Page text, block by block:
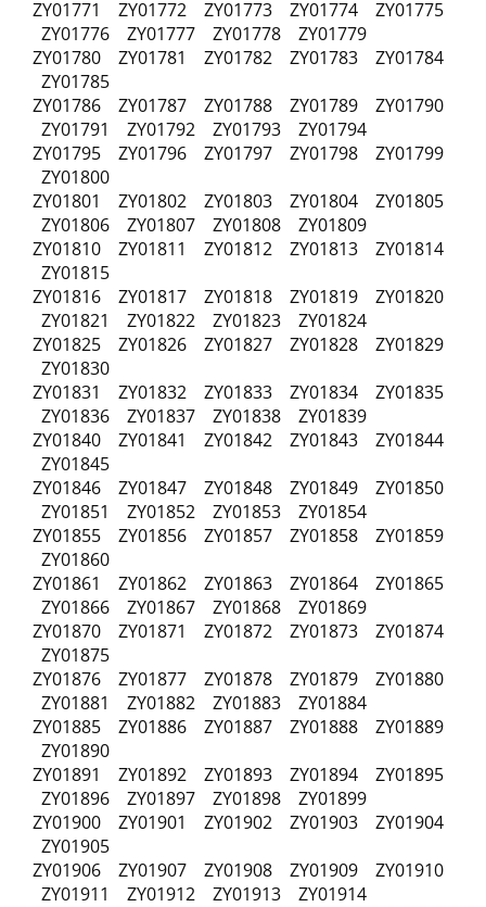
ZY01771 ZY01772 ZY01773 ZY01774 ZY01775
ZY01776 ZY01777 ZY01778 ZY01779
ZY01780 ZY01781 ZY01782 ZY01783 ZY01784
ZY01785
ZY01786 ZY01787 ZY01788 ZY01789 ZY01790
ZY01791 ZY01792 ZY01793 ZY01794
ZY01795 ZY01796 ZY01797 ZY01798 ZY01799
ZY01800
ZY01801 ZY01802 ZY01803 ZY01804 ZY01805
ZY01806 ZY01807 ZY01808 ZY01809
ZY01810 ZY01811 ZY01812 ZY01813 ZY01814
ZY01815
ZY01816 ZY01817 ZY01818 ZY01819 ZY01820
ZY01821 ZY01822 ZY01823 ZY01824
ZY01825 ZY01826 ZY01827 ZY01828 ZY01829
ZY01830
ZY01831 ZY01832 ZY01833 ZY01834 ZY01835
ZY01836 ZY01837 ZY01838 ZY01839
ZY01840 ZY01841 ZY01842 ZY01843 ZY01844
ZY01845
ZY01846 ZY01847 ZY01848 ZY01849 ZY01850
ZY01851 ZY01852 ZY01853 ZY01854
ZY01855 ZY01856 ZY01857 ZY01858 ZY01859
ZY01860
ZY01861 ZY01862 ZY01863 ZY01864 ZY01865
ZY01866 ZY01867 ZY01868 ZY01869
ZY01870 ZY01871 ZY01872 ZY01873 ZY01874
ZY01875
ZY01876 ZY01877 ZY01878 ZY01879 ZY01880
ZY01881 ZY01882 ZY01883 ZY01884
ZY01885 ZY01886 ZY01887 ZY01888 ZY01889
ZY01890
ZY01891 ZY01892 ZY01893 ZY01894 ZY01895
ZY01896 ZY01897 ZY01898 ZY01899
ZY01900 ZY01901 ZY01902 ZY01903 ZY01904
ZY01905
ZY01906 ZY01907 ZY01908 ZY01909 ZY01910
ZY01911 ZY01912 ZY01913 ZY01914